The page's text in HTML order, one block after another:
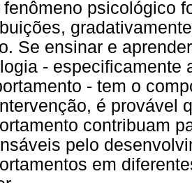
fenômeno psicológico
Se ensinar e
- especificamente
- tem o
é provável
contribuam
pelo
em